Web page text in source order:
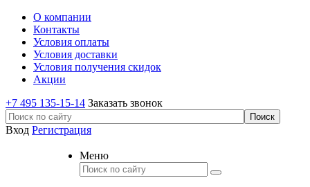
О компании
Контакты
Условия оплаты
Условия доставки
Условия получения скидок
Акции
+7 495 135-15-14 Заказать звонок
Вход Регистрация
Меню